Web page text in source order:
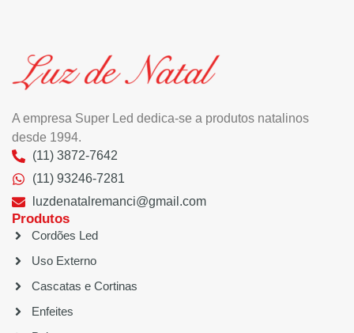
A empresa Super Led dedica-se a produtos natalinos
desde 1994.
(11) 3872-7642
(11) 93246-7281
luzdenatalremanci@gmail.com
Produtos
Cordões Led
Uso Externo
Cascatas e Cortinas
Enfeites